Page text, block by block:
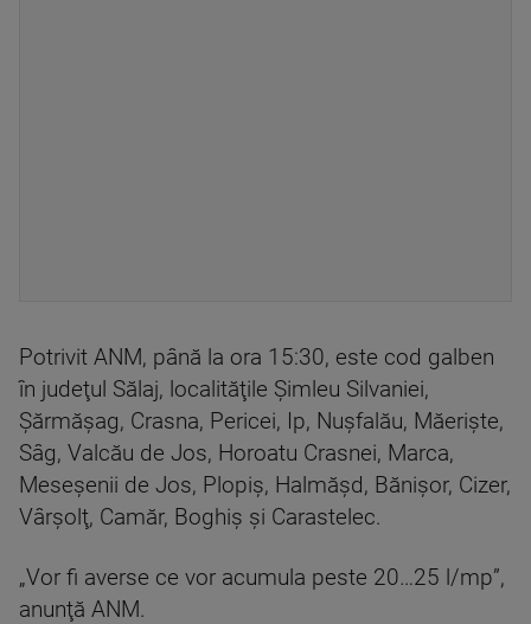
Potrivit ANM, până la ora 15:30, este cod galben
în judeţul Sălaj, localităţile Şimleu Silvaniei,
Şărmăşag, Crasna, Pericei, Ip, Nuşfalău, Măerişte,
Sâg, Valcău de Jos, Horoatu Crasnei, Marca,
Meseşenii de Jos, Plopiş, Halmăşd, Bănişor, Cizer,
Vârşolţ, Camăr, Boghiş şi Carastelec.
„Vor fi averse ce vor acumula peste 20…25 l/mp”,
anunţă ANM.